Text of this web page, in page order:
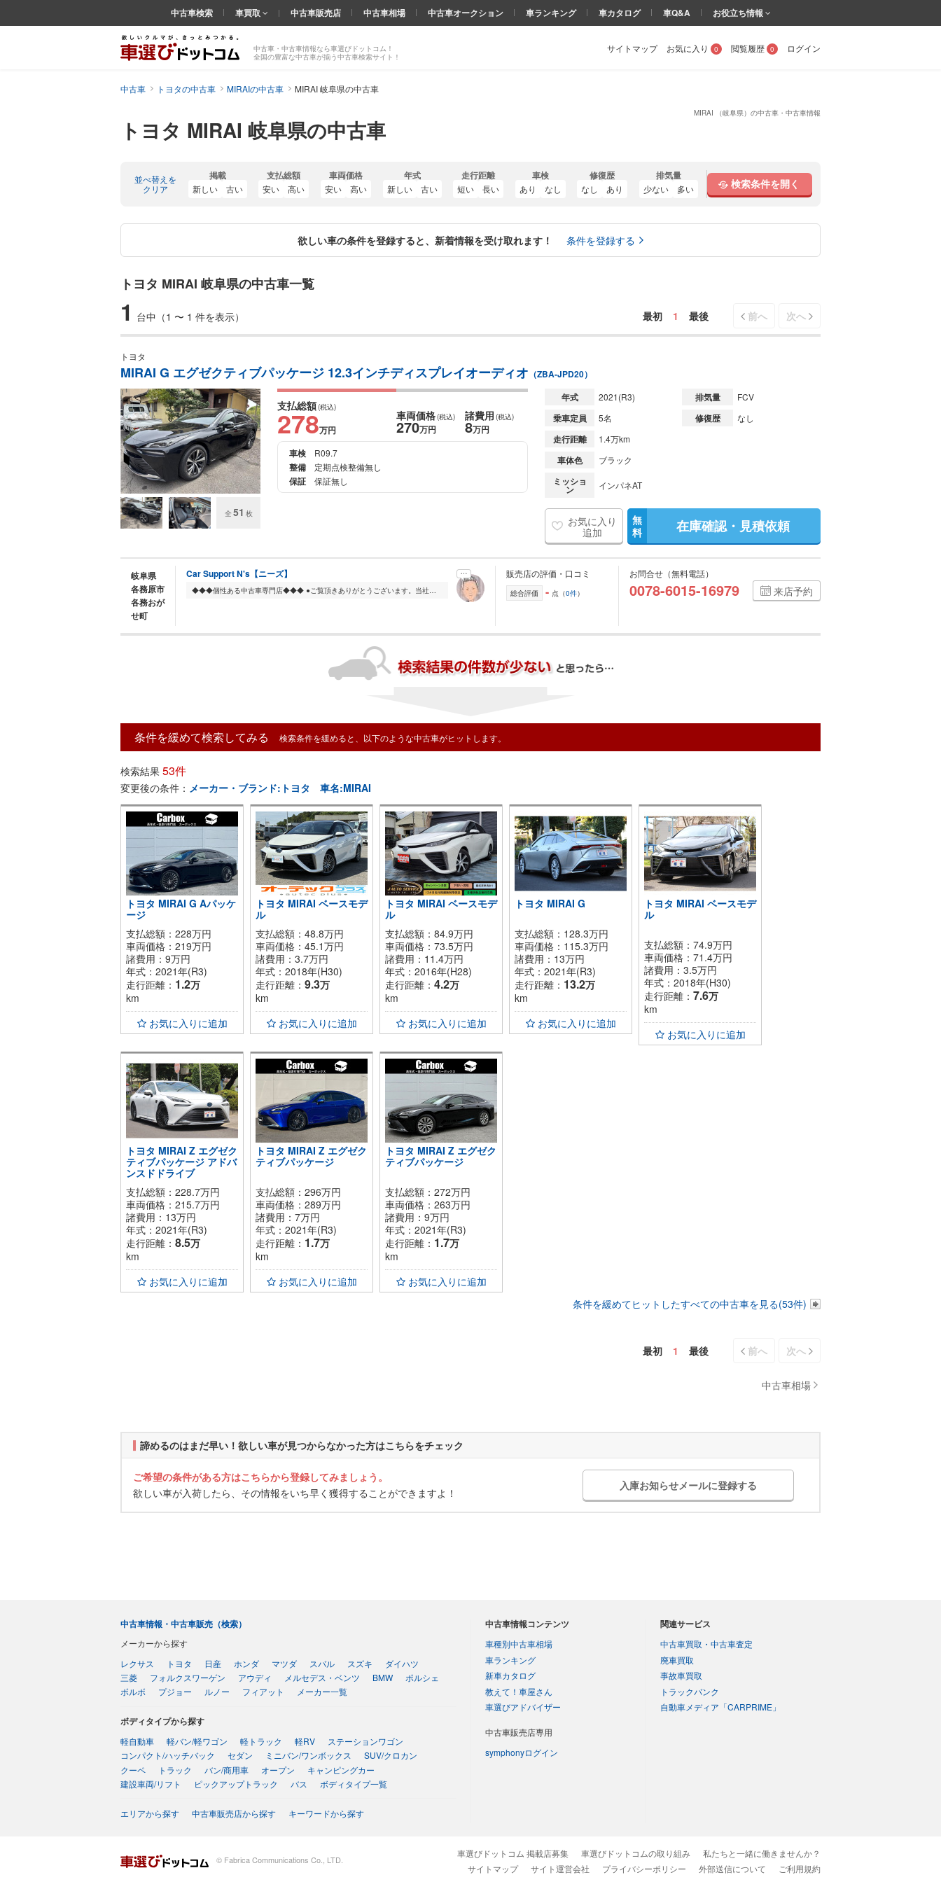
MIRAI （岐阜県）の中古車・中古車情報
トヨタ MIRAI 岐阜県の中古車
中古車・中古車情報なら車選びドットコム！
全国の豊富な中古車が揃う中古車検索サイト！
サイトマップ お気に入り 0 閲覧履歴 0 ログイン
中古車検索 車買取 中古車販売店 中古車相場 中古車オークション 車ランキング 車カタログ 車Q&A お役立ち情報
中古車 トヨタの中古車 MIRAIの中古車 MIRAI 岐阜県の中古車
並べ替えを
クリア
掲載
新しい 古い
支払総額
安い 高い
車両価格
安い 高い
年式
新しい 古い
走行距離
短い 長い
車検
あり なし
修復歴
なし あり
排気量
少ない 多い 検索条件を開く
欲しい車の条件を登録すると、新着情報を受け取れます！ 条件を登録する
トヨタ MIRAI 岐阜県の中古車一覧
1 台中（1 〜 1 件を表示） 最初 1 最後 前へ 次へ
トヨタ
MIRAI G エグゼクティブパッケージ 12.3インチディスプレイオーディオ （ZBA-JPD20）
全 51 枚
支払総額(税込)
278万円
車両価格(税込)
270万円
諸費用 (税込)
8万円
車検
R09.7
整備 定期点検整備無し
保証 保証無し
年式 2021(R3) 排気量 FCV
乗車定員 5名 修復歴 なし
走行距離 1.4万km
車体色 ブラック
ミッショ
ン インパネAT
お気に入り
追加
無
料
在庫確認・見積依頼
岐阜県
各務原市
各務おが
せ町
Car Support N's【ニーズ】
◆◆◆個性ある中古車専門店◆◆◆ ●ご覧頂きありがとうございます。当社では、お客様の様々なニーズにお答えできる様に、魅力的な中古車をリーズナブルに取り揃えています...
販売店の評価・口コミ
総合評価 - 点（0件）
お問合せ（無料電話）
0078-6015-16979 来店予約
条件を緩めて検索してみる 検索条件を緩めると、以下のような中古車がヒットします。
検索結果 53件
変更後の条件： メーカー・ブランド:トヨタ 車名:MIRAI
トヨタ MIRAI G Aパッケ
ージ
支払総額：228万円
車両価格： 219万円
諸費用： 9万円
年式：2021年(R3)
走行距離： 1.2万
km
お気に入りに追加
トヨタ MIRAI ベースモデ
ル
支払総額：48.8万円
車両価格： 45.1万円
諸費用： 3.7万円
年式：2018年(H30)
走行距離： 9.3万
km
お気に入りに追加
トヨタ MIRAI ベースモデ
ル
支払総額：84.9万円
車両価格： 73.5万円
諸費用： 11.4万円
年式：2016年(H28)
走行距離： 4.2万
km
お気に入りに追加
トヨタ MIRAI G
支払総額：128.3万円
車両価格： 115.3万円
諸費用： 13万円
年式：2021年(R3)
走行距離： 13.2万
km
お気に入りに追加
トヨタ MIRAI ベースモデ
ル
支払総額：74.9万円
車両価格： 71.4万円
諸費用： 3.5万円
年式：2018年(H30)
走行距離： 7.6万
km
お気に入りに追加
トヨタ MIRAI Z エグゼク
ティブパッケージ アドバ
ンスドドライブ
支払総額：228.7万円
車両価格： 215.7万円
諸費用： 13万円
年式：2021年(R3)
走行距離： 8.5万
km
お気に入りに追加
トヨタ MIRAI Z エグゼク
ティブパッケージ
支払総額：296万円
車両価格： 289万円
諸費用： 7万円
年式：2021年(R3)
走行距離： 1.7万
km
お気に入りに追加
トヨタ MIRAI Z エグゼク
ティブパッケージ
支払総額：272万円
車両価格： 263万円
諸費用： 9万円
年式：2021年(R3)
走行距離： 1.7万
km
お気に入りに追加
条件を緩めてヒットしたすべての中古車を見る(53件)
最初 1 最後 前へ 次へ
中古車相場
諦めるのはまだ早い！欲しい車が見つからなかった方はこちらをチェック
ご希望の条件がある方はこちらから登録してみましょう。
欲しい車が入荷したら、その情報をいち早く獲得することができますよ！
入庫お知らせメールに登録する
中古車情報・中古車販売（検索）
メーカーから探す
レクサス
トヨタ 日産 ホンダ マツダ スバル スズキ
ダイハツ
三菱
フォルクスワーゲン アウディ メルセデス・ベンツ BMW
ポルシェ
ボルボ
プジョー ルノー フィアット メーカー一覧
ボディタイプから探す
軽自動車 軽バン/軽ワゴン 軽トラック 軽RV
ステーションワゴン
コンパクト/ハッチバック
セダン ミニバン/ワンボックス
SUV/クロカン
クーペ
トラック バン/商用車 オープン
キャンピングカー
建設車両/リフト
ピックアップトラック バス ボディタイプ一覧
エリアから探す 中古車販売店から探す キーワードから探す
中古車情報コンテンツ
車種別中古車相場
車ランキング
新車カタログ
教えて！車屋さん
車選びアドバイザー
中古車販売店専用
symphonyログイン
関連サービス
中古車買取・中古車査定
廃車買取
事故車買取
トラックバンク
自動車メディア「CARPRIME」
車選びドットコム 掲載店募集 車選びドットコムの取り組み
私たちと一緒に働きませんか？
サイトマップ
サイト運営会社 プライバシーポリシー 外部送信について ご利用規約
© Fabrica Communications Co., LTD.